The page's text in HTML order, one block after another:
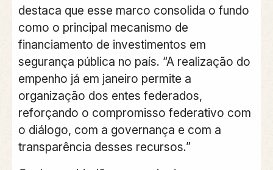
destaca que esse marco consolida o fundo
como o principal mecanismo de
financiamento de investimentos em
segurança pública no país. “A realização do
empenho já em janeiro permite a
organização dos entes federados,
reforçando o compromisso federativo com
o diálogo, com a governança e com a
transparência desses recursos.”